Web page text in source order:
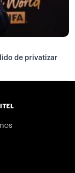
de privatizar